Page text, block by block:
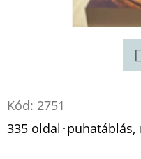
Kód: 2751
335 oldal･puhatáblás,